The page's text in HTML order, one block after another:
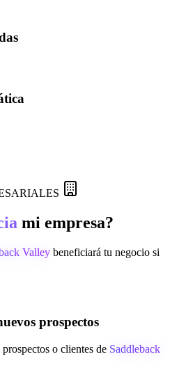
mi empresa?
Valley beneficiará tu negocio si
prospectos
o clientes de Saddleback